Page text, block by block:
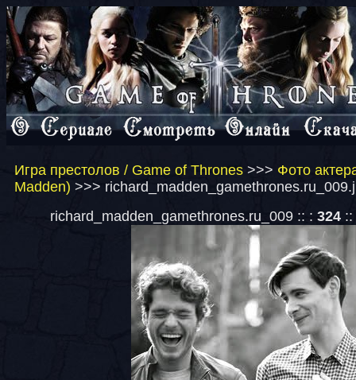
Игра престолов / Game of Thrones >>> Фото
Madden) >>>
richard_madden_gamethrones.ru_009 :: : 324::